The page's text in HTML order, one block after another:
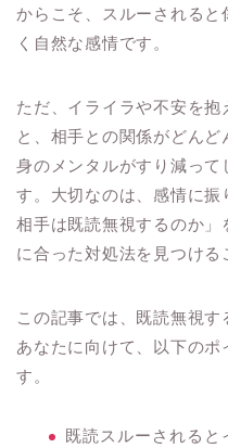
からこそ、スルーされる
く自然な感情です。
ただ、イライラや不安を
と、相手との関係がどん
身のメンタルがすり減って
す。大切なのは、感情に
相手は既読無視するのか
に合った対処法を見つける
この記事では、既読無視
あなたに向けて、以下のポ
す。
既読スルーされると